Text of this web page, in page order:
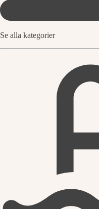
Se alla kategorier